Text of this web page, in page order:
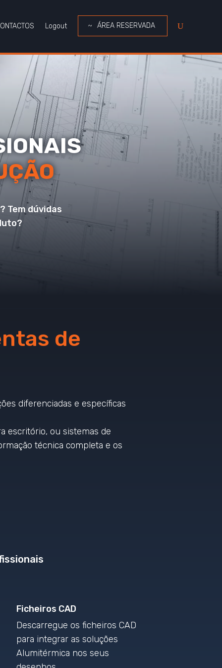
Logout ÁREA RESERVADA
Tem dúvidas
de
diferenciadas e específicas
escritório, ou sistemas de
técnica completa e os
Ficheiros CAD
Descarregue os ficheiros CAD
para integrar as soluções
Alumitérmica nos seus